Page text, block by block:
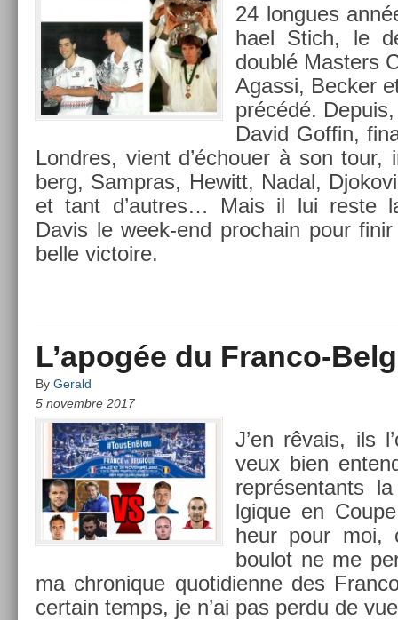
24 lon­gues
hael Stich, le
doublé Mast­ers
Agas­si, Be­ck­er
précédé.
David Gof­fin,
Londres, vient d’échou­er à son
berg, Sampras, Hewitt, Nadal,
et tant d’aut­res… Mais il lui reste
Davis le week-end pro­chain pour
belle vic­toire.
L’apogée du Franco-
By Gerald
5 novembre 2017
J’en rêvais, ils
veux bien
re­présen­tants
lgique en
heur pour moi,
boulot ne me
ma chronique quotidien­ne des
cer­tain temps, je n’ai pas perdu de